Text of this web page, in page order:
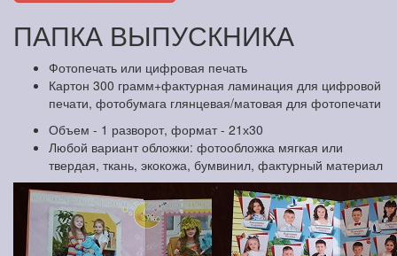
ПАПКА ВЫПУСКНИКА
Фотопечать или цифровая печать
Картон 300 грамм+фактурная ламинация для цифровой
печати, фотобумага глянцевая/матовая для фотопечати
Объем - 1 разворот, формат - 21х30
Любой вариант обложки: фотообложка мягкая или
твердая, ткань, экокожа, бумвинил, фактурный материал